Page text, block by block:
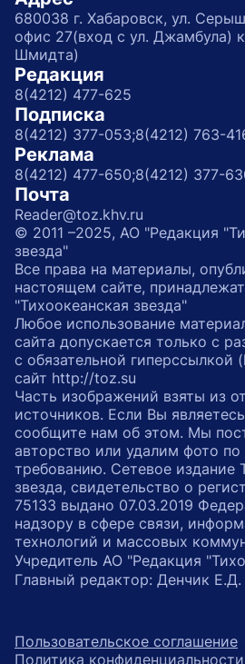
680038 г. Хабаровск, ул.
офис 27(вход с ул. Джамбула)
Шмидта)
Редакция
8(4212) 477-625
Подписка
8(4212) 377-053;8(4212) 763-
Реклама
8(4212) 477-650;8(4212) 377-
Почта
Reader@toz.khv.ru
© 2011 –2025, АО "Редакция
звезда"
Все права на материалы,
настоящем сайте,
"Тихоокеанская звезда"
Любое использование
сайта допускается только с
с обязательной гиперссылкой
сайт http://toz.su
Часть изображений взяты из
источников. Если Вы
сообщите нам об этом. Мы
авторство или удалим фото
требованию. Сетевое издание
звезда, свидетельство о
75133 выдано 07.03.2019
надзору в сфере связи,
технологий и массовых
Учредитель АО "Редакция
Главный редактор: Денчик Е.Д.
Пользовательское соглашение
Политика конфиденциальности